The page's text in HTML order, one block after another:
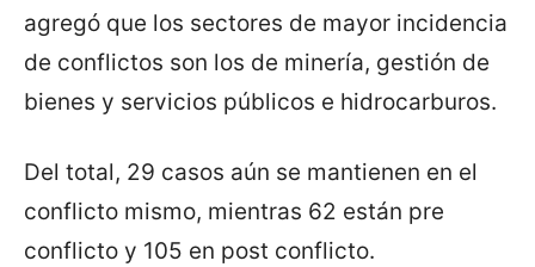
agregó que los sectores de mayor incidencia
de conflictos son los de minería, gestión de
bienes y servicios públicos e hidrocarburos.
Del total, 29 casos aún se mantienen en el
conflicto mismo, mientras 62 están pre
conflicto y 105 en post conflicto.